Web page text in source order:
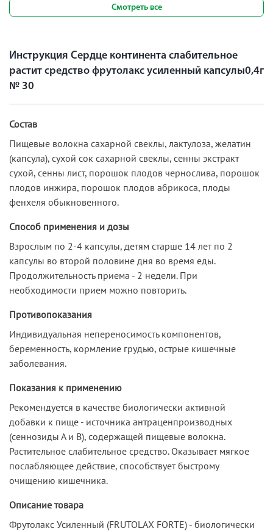
Смотреть все
Инструкция Сердце континента слабительное
растит средство фрутолакс усиленный капсулы0,4г
№ 30
Состав
Пищевые волокна сахарной свеклы, лактулоза, желатин
(капсула), сухой сок сахарной свеклы, сенны экстракт
сухой, сенны лист, порошок плодов чернослива, порошок
плодов инжира, порошок плодов абрикоса, плоды
фенхеля обыкновенного.
Способ применения и дозы
Взрослым по 2-4 капсулы, детям старше 14 лет по 2
капсулы во второй половине дня во время еды.
Продолжительность приема - 2 недели. При
необходимости прием можно повторить.
Противопоказания
Индивидуальная непереносимость компонентов,
беременность, кормление грудью, острые кишечные
заболевания.
Показания к применению
Рекомендуется в качестве биологически активной
добавки к пище - источника антраценпроизводных
(сеннозиды А и В), содержащей пищевые волокна.
Растительное слабительное средство. Оказывает мягкое
послабляющее действие, способствует быстрому
очищению кишечника.
Описание товара
Фрутолакс Усиленный (FRUTOLAX FORTE) - биологически